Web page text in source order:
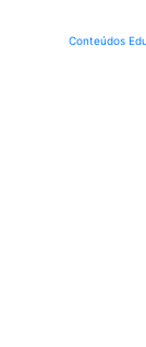
Conteúdos